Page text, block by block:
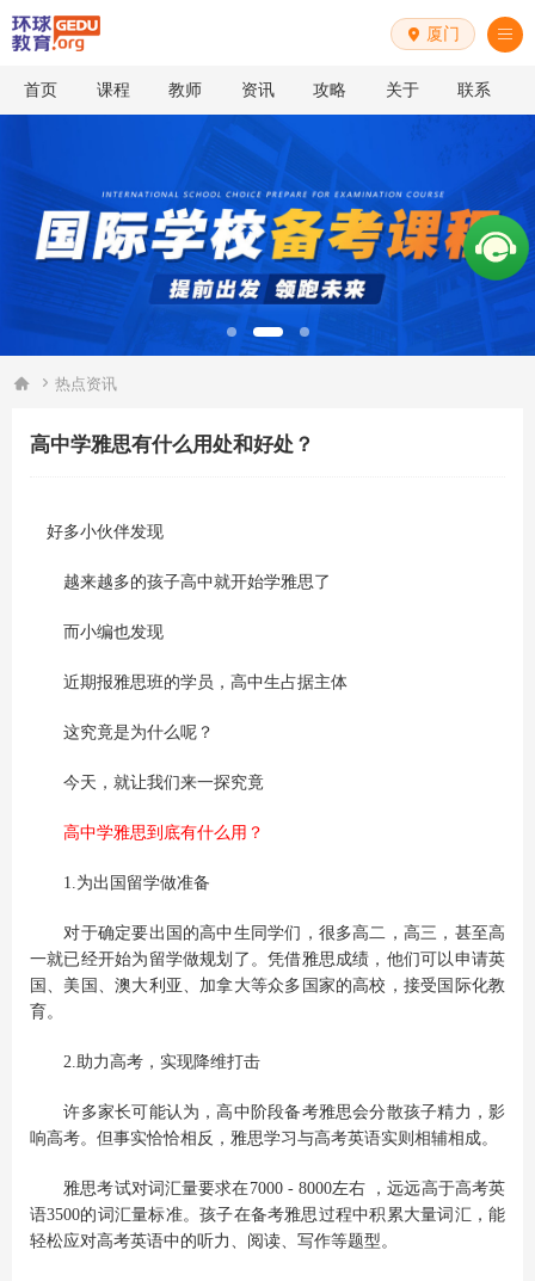
 厦门 
首页 课程 教师 资讯 攻略 关于 联系
  热点资讯
高中学雅思有什么用处和好处？
好多小伙伴发现
越来越多的孩子高中就开始学雅思了
而小编也发现
近期报雅思班的学员，高中生占据主体
这究竟是为什么呢？
今天，就让我们来一探究竟
高中学雅思到底有什么用？
1.为出国留学做准备
对于确定要出国的高中生同学们，很多高二，高三，甚至高
一就已经开始为留学做规划了。凭借雅思成绩，他们可以申请英
国、美国、澳大利亚、加拿大等众多国家的高校，接受国际化教
育。
2.助力高考，实现降维打击
许多家长可能认为，高中阶段备考雅思会分散孩子精力，影
响高考。但事实恰恰相反，雅思学习与高考英语实则相辅相成。
雅思考试对词汇量要求在7000 - 8000左右 ，远远高于高考英
语3500的词汇量标准。孩子在备考雅思过程中积累大量词汇，能
轻松应对高考英语中的听力、阅读、写作等题型。